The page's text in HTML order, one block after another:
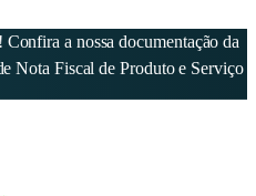
a nossa documentação da
Nota Fiscal de Produto e Serviço